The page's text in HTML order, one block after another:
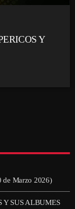
Y
de Marzo 2026)
Y SUS ALBUMES